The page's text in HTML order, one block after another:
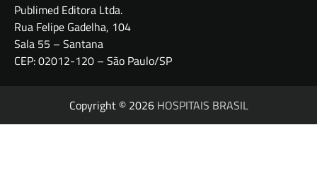
Publimed Editora Ltda.
Rua Felipe Gadelha, 104
Sala 55 – Santana
CEP: 02012-120 – São Paulo/SP
Copyright © 2026 HOSPITAIS BRASIL